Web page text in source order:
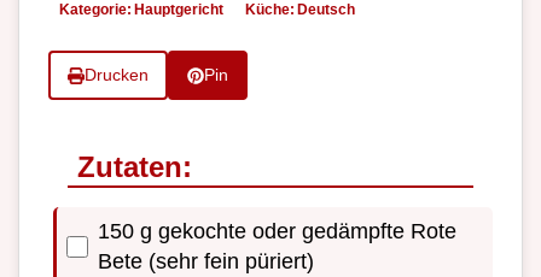
Kategorie: Hauptgericht Küche: Deutsch
Drucken Pin
Zutaten:
150 g gekochte oder gedämpfte Rote
Bete (sehr fein püriert)